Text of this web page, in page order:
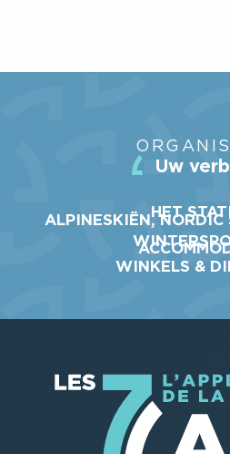
Uw
HET
ALPINESKIËN, NORDIC
WINKELS &